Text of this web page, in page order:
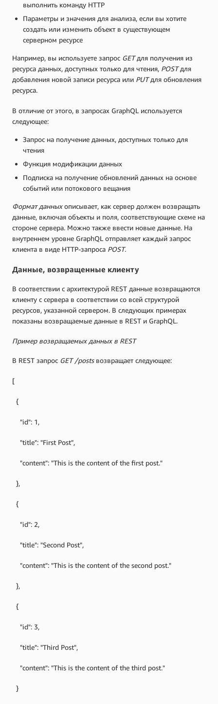
выполнить команду HTTP
Параметры и значения для анализа, если вы хотите
создать или изменить объект в существующем
серверном ресурсе
Например, вы используете запрос GETдля получения из
ресурса данных, доступных только для чтения, POSTдля
добавления новой записи ресурса или PUTдля обновления
ресурса.
В отличие от этого, в запросах GraphQL используется
следующее:
Запрос на получение данных, доступных только для
чтения
Функция модификации данных
Подписка на получение обновлений данных на основе
событий или потокового вещания
Формат данныхописывает, как сервер должен возвращать
данные, включая объекты и поля, соответствующие схеме на
стороне сервера. Можно также ввести новые данные. На
внутреннем уровне GraphQL отправляет каждый запрос
клиента в виде HTTP-запроса POST.
Данные, возвращенные клиенту
В соответствии с архитектурой REST данные возвращаются
клиенту с сервера в соответствии со всей структурой
ресурсов, указанной сервером. В следующих примерах
показаны возвращаемые данные в REST и GraphQL.
Пример возвращаемых данных в REST
В REST запрос GET /posts возвращает следующее:
[
{
"id": 1,
"title": "First Post",
"content": "This is the content of the first post."
},
{
"id": 2,
"title": "Second Post",
"content": "This is the content of the second post."
},
{
"id": 3,
"title": "Third Post",
"content": "This is the content of the third post."
}